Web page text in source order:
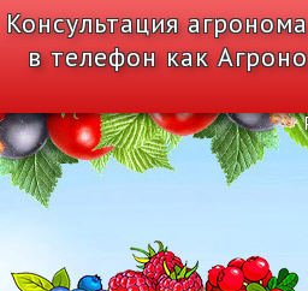
Консультация
в телефон как